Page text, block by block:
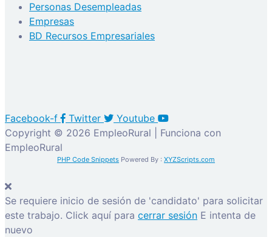
Personas Desempleadas
Empresas
BD Recursos Empresariales
Facebook-f Twitter
Youtube
Copyright © 2026 EmpleoRural | Funciona con
EmpleoRural
PHP Code Snippets Powered By : XYZScripts.com
Se requiere inicio de sesión de 'candidato' para solicitar
este trabajo. Click aquí para cerrar sesión E intenta de
nuevo